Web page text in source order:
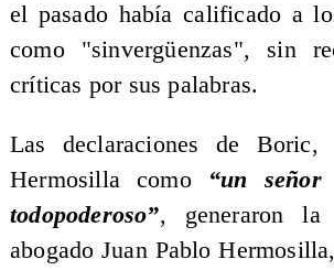
el pasado había calificado a
como "sinvergüenzas", sin
críticas por sus palabras.
Las declaraciones de Boric,
Hermosilla como “un
todopoderoso”, generaron la
abogado Juan Pablo